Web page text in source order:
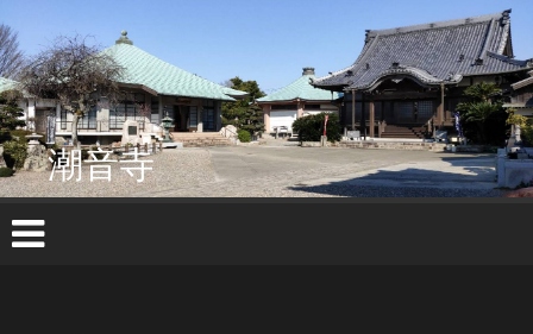
ン
テ
ン
ツ
へ
ス
キ
ッ
潮音寺